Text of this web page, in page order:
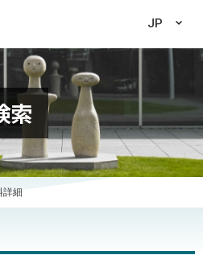
JP
索
詳細